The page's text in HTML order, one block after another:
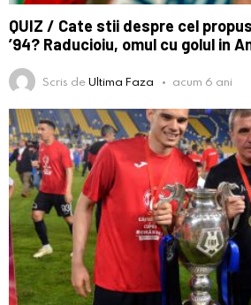
QUIZ / Cate stii despre cel
’94? Raducioiu, omul cu golul in
Scris deUltima Faza acum 6 ani